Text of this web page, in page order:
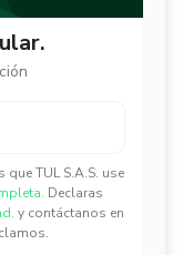
TUL S.A.S. use
Declaras
y contáctanos en
✕
✕